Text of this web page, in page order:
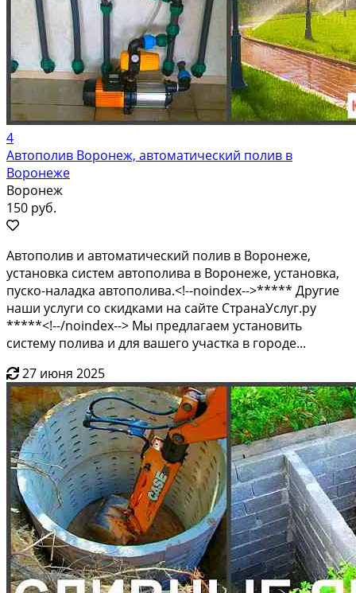
4
Автополив Воронеж, автоматический полив в
Воронеже
Воронеж
150 руб.
Автополив и автоматический полив в Воронеже,
установка систем автополива в Воронеже, установка,
пуско-наладка автополива.<!--noindex-->***** Другие
наши услуги со скидками на сайте СтранаУслуг.ру
*****<!--/noindex--> Мы предлагаем установить
систему полива и для вашего участка в городе...
27 июня 2025